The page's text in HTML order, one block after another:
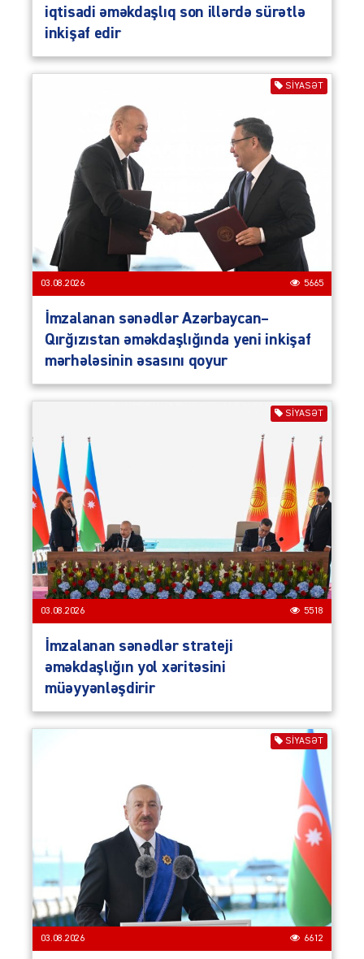
iqtisadi əməkdaşlıq son illərdə sürətlə
inkişaf edir
SIYASƏT
03.08.2026 5665
İmzalanan sənədlər Azərbaycan–
Qırğızıstan əməkdaşlığında yeni inkişaf
mərhələsinin əsasını qoyur
SIYASƏT
03.08.2026 5518
İmzalanan sənədlər strateji
əməkdaşlığın yol xəritəsini
müəyyənləşdirir
SIYASƏT
03.08.2026 6612